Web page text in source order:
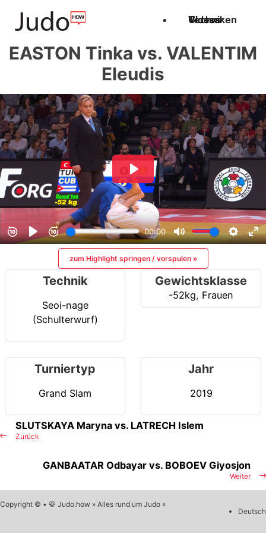
Techniken
Videos
Glossar
EASTON Tinka vs. VALENTIM
Eleudis
zum Highlight springen / vorspulen »
Technik
Seoi-nage
(Schulterwurf)
Gewichtsklasse
-52kg, Frauen
Turniertyp
Grand Slam
Jahr
2019
Zurück
SLUTSKAYA Maryna vs. LATRECH Islem
Weiter
GANBAATAR Odbayar vs. BOBOEV Giyosjon
Copyright © • 🥋 Judo.how » Alles rund um Judo «
Deutsch